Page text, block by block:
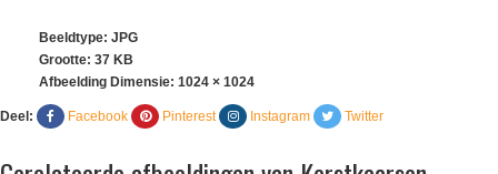
Beeldtype: JPG
Grootte: 37 KB
Afbeelding Dimensie: 1024 × 1024
Deel: Facebook Pinterest Instagram Twitter